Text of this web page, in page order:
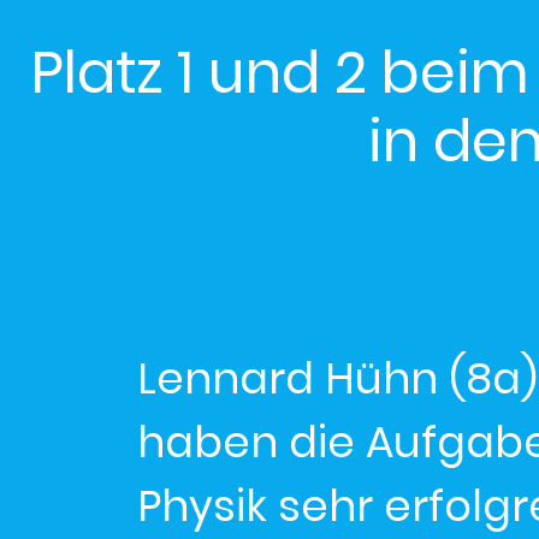
Platz 1 und 2
in
Lennard Hühn
haben die
Physik sehr